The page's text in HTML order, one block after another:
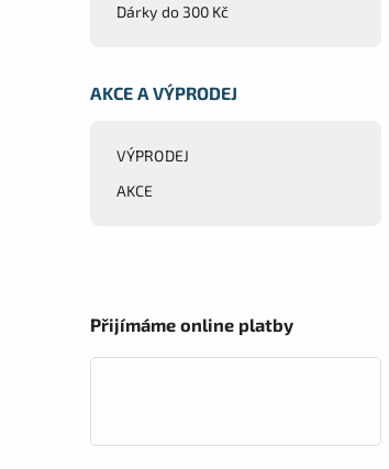
Dárky do 300 Kč
AKCE A VÝPRODEJ
VÝPRODEJ
AKCE
Přijímáme online platby